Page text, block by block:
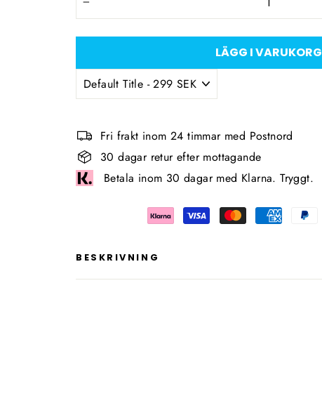
LÄGG I VARUKORG
Fri frakt inom 24 timmar med Postnord
30 dagar retur efter mottagande
Betala inom 30 dagar med Klarna. Tryggt.
BESKRIVNING